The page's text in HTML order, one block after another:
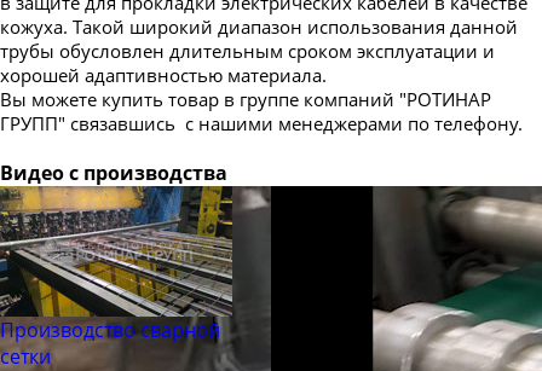
кожуха. Такой широкий диапазон использования данной
трубы обусловлен длительным сроком эксплуатации и
хорошей адаптивностью материала.
Вы можете купить товар в группе компаний "РОТИНАР
ГРУПП" связавшись с нашими менеджерами по телефону.
Видео с производства
Производство сварной
сетки